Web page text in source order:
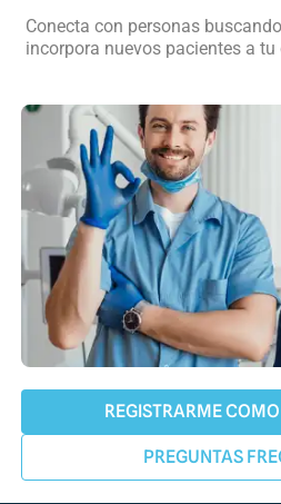
Conecta con personas
incorpora nuevos pacientes a
REGISTRARME
PREGUNTAS